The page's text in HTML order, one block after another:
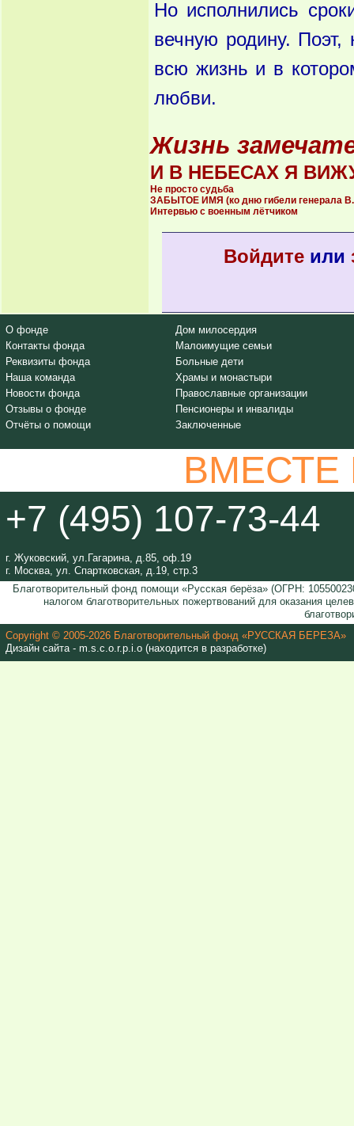
Но исполнились
вечную родину.
всю жизнь и в
любви.
Жизнь
И В НЕБЕСАХ Я
Не просто судьба
ЗАБЫТОЕ ИМЯ (ко дню гибели генерала
Интервью с военным лётчиком
Войдитеили
О фонде
Контакты фонда
Реквизиты фонда
Наша команда
Новости фонда
Отзывы о фонде
Отчёты о помощи
Дом милосердия
Малоимущие семьи
Больные дети
Храмы и монастыри
Православные организации
Пенсионеры и инвалиды
Заключенные
+7 (495) 107-73-44
г. Жуковский, ул.Гагарина, д.85, оф.19
г. Москва, ул. Спартковская, д.19, стр.3
Благотворительный фонд помощи «Русская берёза» (ОГРН:
налогом благотворительных пожертвований для оказания
Copyright © 2005-2026 Благотворительный фонд «РУССКАЯ БЕРЕЗА»
Дизайн сайта - m.s.c.o.r.p.i.o (находится в разработке)